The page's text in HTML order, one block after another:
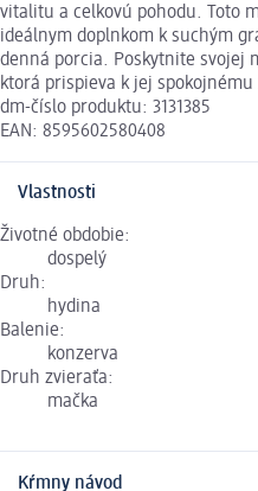
vitalitu a celkovú pohodu. Toto
ideálnym doplnkom k suchým
denná porcia. Poskytnite svojej
ktorá prispieva k jej
dm-číslo produktu: 3131385
EAN: 8595602580408
Vlastnosti
Životné obdobie:
dospelý
Druh:
hydina
Balenie:
konzerva
Druh zvieraťa:
mačka
Kŕmny návod